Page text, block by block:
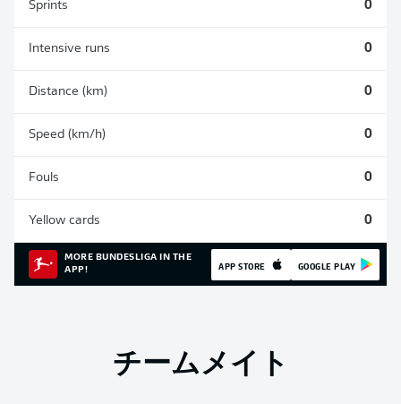
Sprints 0
Intensive runs 0
Distance (km) 0
Speed (km/h) 0
Fouls 0
Yellow cards 0
MORE BUNDESLIGA IN THE
APP!
APP STORE GOOGLE PLAY
チームメイト